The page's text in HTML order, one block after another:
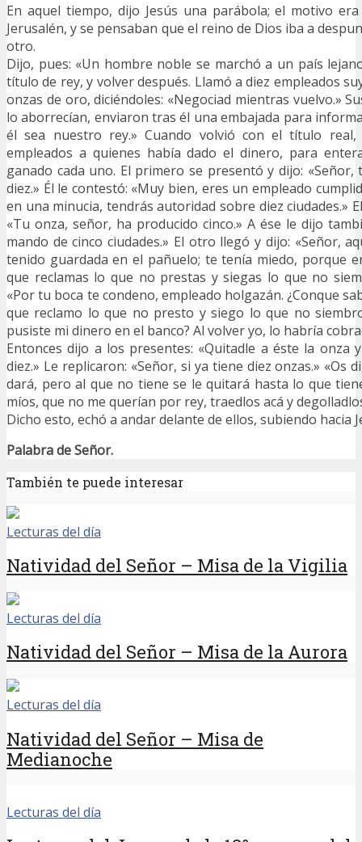
En aquel tiempo, dijo Jesús una parábola; el motivo
Jerusalén, y se pensaban que el reino de Dios iba a
otro.
Dijo, pues: «Un hombre noble se marchó a un país
título de rey, y volver después. Llamó a diez empleados
onzas de oro, diciéndoles: «Negociad mientras vuelvo.»
lo aborrecían, enviaron tras él una embajada para
él sea nuestro rey.» Cuando volvió con el título
empleados a quienes había dado el dinero, para
ganado cada uno. El primero se presentó y dijo:
diez.» Él le contestó: «Muy bien, eres un empleado
en una minucia, tendrás autoridad sobre diez ciudades.»
«Tu onza, señor, ha producido cinco.» A ése le dijo
mando de cinco ciudades.» El otro llegó y dijo: «Señor,
tenido guardada en el pañuelo; te tenía miedo, porque
que reclamas lo que no prestas y siegas lo que no
«Por tu boca te condeno, empleado holgazán. ¿Conque
que reclamo lo que no presto y siego lo que no
pusiste mi dinero en el banco? Al volver yo, lo habría
Entonces dijo a los presentes: «Quitadle a éste la onza
diez.» Le replicaron: «Señor, si ya tiene diez onzas.» «Os
dará, pero al que no tiene se le quitará hasta lo que
míos, que no me querían por rey, traedlos acá y
Dicho esto, echó a andar delante de ellos, subiendo hacia
Palabra de Señor.
También te puede interesar
Lecturas del día
Natividad del Señor – Misa de la Vigilia
Lecturas del día
Natividad del Señor – Misa de la Aurora
Lecturas del día
Natividad del Señor – Misa de
Medianoche
Lecturas del día